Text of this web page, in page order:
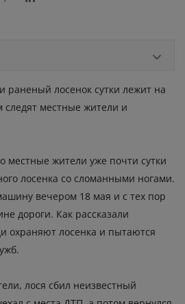
раненый лосенок сутки лежит на
местные жители и
местные жители уже почти сутки
лосенка со сломанными ногами.
вечером 18 мая и с тех пор
дороги. Как рассказали
охраняют лосенка и пытаются
лося сбил неизвестный